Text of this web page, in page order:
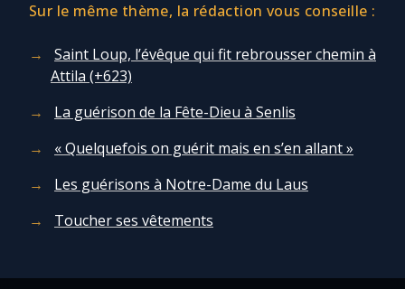
Sur le même thème, la rédaction vous conseille :
Saint Loup, l’évêque qui fit rebrousser chemin à
Attila (+623)
La guérison de la Fête-Dieu à Senlis
« Quelquefois on guérit mais en s’en allant »
Les guérisons à Notre-Dame du Laus
Toucher ses vêtements